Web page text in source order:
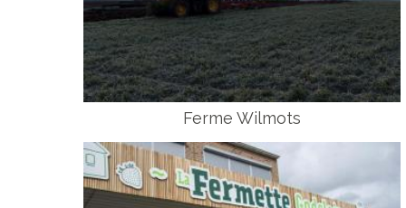
Ferme Wilmots